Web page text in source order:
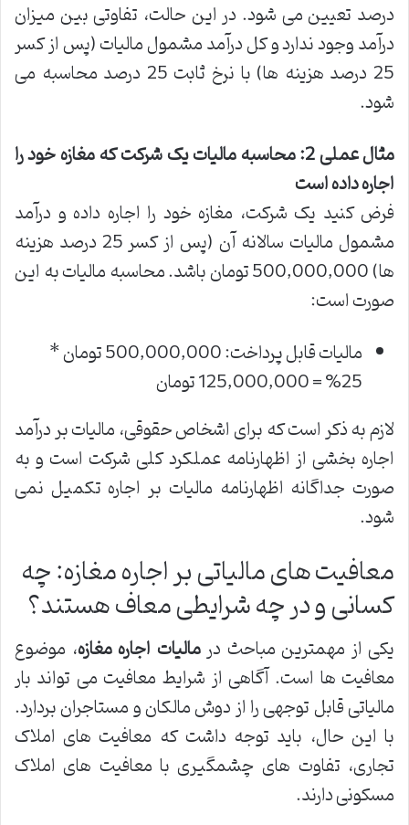
درصد تعیین می شود. در این حالت، تفاوتی بین میزان
درآمد وجود ندارد و کل درآمد مشمول مالیات (پس از کسر
25 درصد هزینه ها) با نرخ ثابت 25 درصد محاسبه می
شود.
مثال عملی 2: محاسبه مالیات یک شرکت که مغازه خود را
اجاره داده است
فرض کنید یک شرکت، مغازه خود را اجاره داده و درآمد
مشمول مالیات سالانه آن (پس از کسر 25 درصد هزینه
ها) 500,000,000 تومان باشد. محاسبه مالیات به این
صورت است:
مالیات قابل پرداخت: 500,000,000 تومان *
25% = 125,000,000 تومان
لازم به ذکر است که برای اشخاص حقوقی، مالیات بر درآمد
اجاره بخشی از اظهارنامه عملکرد کلی شرکت است و به
صورت جداگانه اظهارنامه مالیات بر اجاره تکمیل نمی
شود.
معافیت های مالیاتی بر اجاره مغازه: چه
کسانی و در چه شرایطی معاف هستند؟
یکی از مهمترین مباحث درمالیات اجاره مغازه، موضوع
معافیت ها است. آگاهی از شرایط معافیت می تواند بار
مالیاتی قابل توجهی را از دوش مالکان و مستاجران بردارد.
با این حال، باید توجه داشت که معافیت های املاک
تجاری، تفاوت های چشمگیری با معافیت های املاک
مسکونی دارند.